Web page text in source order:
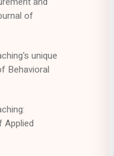
of
unique
Behavioral
Applied